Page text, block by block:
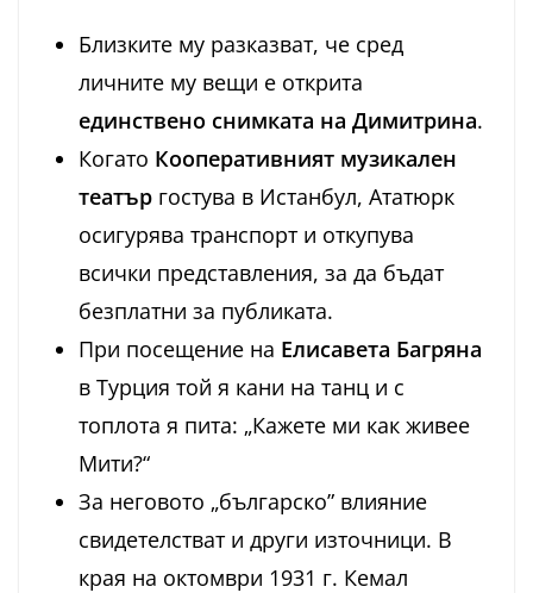
Близките му разказват, че сред
личните му вещи е открита
единствено снимката на Димитрина.
Когато Кооперативният музикален
театър гостува в Истанбул, Ататюрк
осигурява транспорт и откупува
всички представления, за да бъдат
безплатни за публиката.
При посещение на Елисавета Багряна
в Турция той я кани на танц и с
топлота я пита: „Кажете ми как живее
Мити?“
За неговото „българско” влияние
свидетелстват и други източници. В
края на октомври 1931 г. Кемал